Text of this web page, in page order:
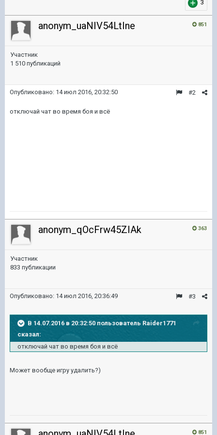
3
851
anonym_uaNIV54LtIne
Участник
1 510 публикаций
#2
Опубликовано: 14 июл 2016, 20:32:50
отключай чат во время боя и всё
363
anonym_qOcFrw45ZIAk
Участник
833 публикации
#3
Опубликовано: 14 июл 2016, 20:36:49
В 14.07.2016 в 20:32:50 пользователь Raider1771
сказал:
отключай чат во время боя и всё
Может вообще игру удалить?)
851